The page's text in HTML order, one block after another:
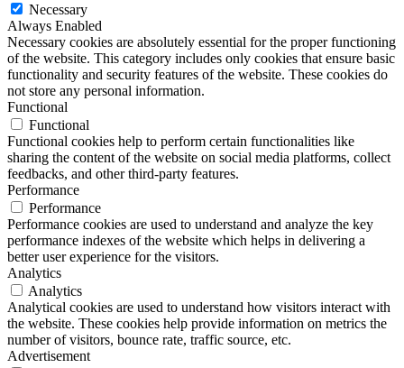
Necessary
Always Enabled
Necessary cookies are absolutely essential for the proper functioning
of the website. This category includes only cookies that ensure basic
functionality and security features of the website. These cookies do
not store any personal information.
Functional
Functional
Functional cookies help to perform certain functionalities like
sharing the content of the website on social media platforms, collect
feedbacks, and other third-party features.
Performance
Performance
Performance cookies are used to understand and analyze the key
performance indexes of the website which helps in delivering a
better user experience for the visitors.
Analytics
Analytics
Analytical cookies are used to understand how visitors interact with
the website. These cookies help provide information on metrics the
number of visitors, bounce rate, traffic source, etc.
Advertisement